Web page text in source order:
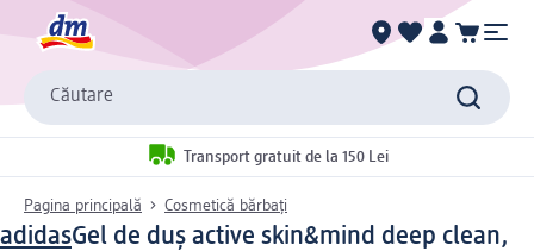
Căutare
Transport gratuit de la 150 Lei
Pagina principală Cosmetică bărbați
adidasGel de duș active skin&mind deep clean,